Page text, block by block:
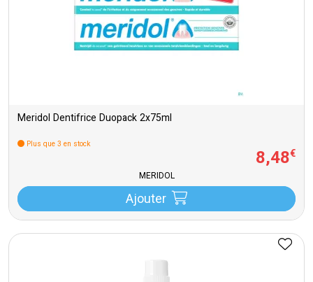
Meridol Dentifrice Duopack 2x75ml
Plus que 3 en stock
8,48€
MERIDOL
Ajouter